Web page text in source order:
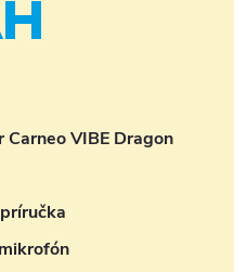
VIBE Dragon